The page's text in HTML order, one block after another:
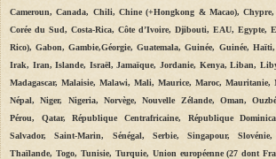
Cameroun, Canada, Chili, Chine (+Hongkong & Macao), Chypre,
Corée du Sud, Costa-Rica, Côte d’Ivoire, Djibouti, EAU, Egypte,
Rico), Gabon, Gambie,Géorgie, Guatemala, Guinée, Guinée,
Irak, Iran, Islande, Israël, Jamaïque, Jordanie, Kenya, Liban,
Madagascar, Malaisie, Malawi, Mali, Maurice, Maroc, Mauritanie,
Népal, Niger, Nigeria, Norvège, Nouvelle Zélande, Oman,
Pérou, Qatar, République Centrafricaine, République
Salvador, Saint-Marin, Sénégal, Serbie, Singapour,
Thaïlande, Togo, Tunisie, Turquie, Union européenne (27 dont